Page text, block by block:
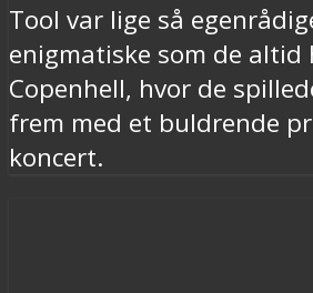
Tool var lige så
enigmatiske som de
Copenhell, hvor de
frem med et buldrende
koncert.